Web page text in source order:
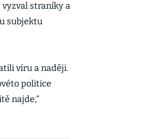
straníky a
subjektu
víru a naději.
politice
najde,“